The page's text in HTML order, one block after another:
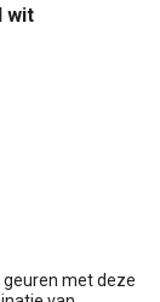
wit
met deze